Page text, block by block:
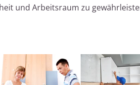
und Arbeitsraum zu